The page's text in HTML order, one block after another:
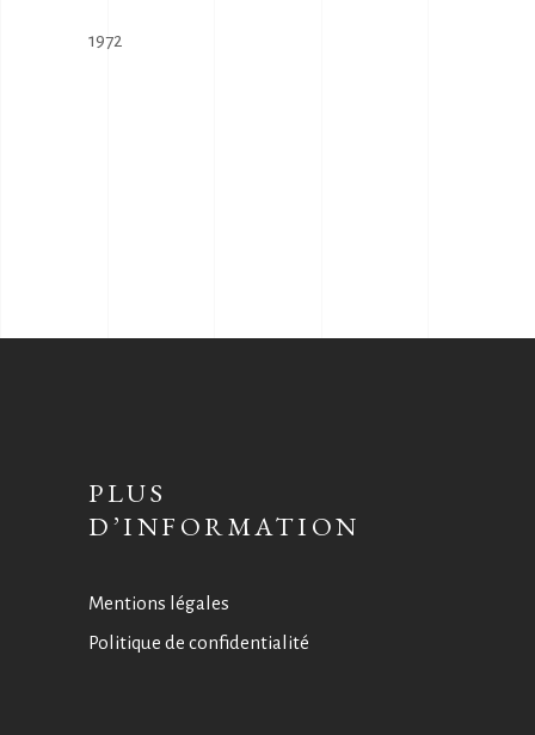
1972
PLUS
D’INFORMATION
Mentions légales
Politique de confidentialité